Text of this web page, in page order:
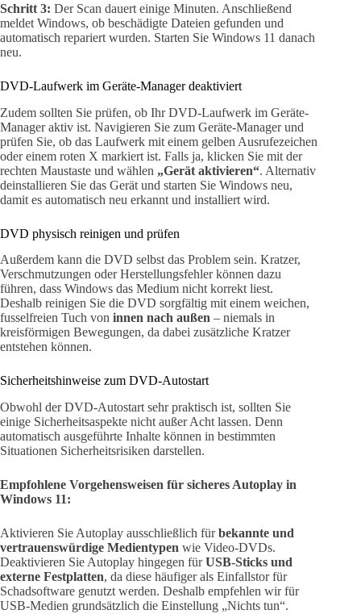
Schritt 3: Der Scan dauert einige Minuten. Anschließend
meldet Windows, ob beschädigte Dateien gefunden und
automatisch repariert wurden. Starten Sie Windows 11 danach
neu.
DVD-Laufwerk im Geräte-Manager deaktiviert
Zudem sollten Sie prüfen, ob Ihr DVD-Laufwerk im Geräte-
Manager aktiv ist. Navigieren Sie zum Geräte-Manager und
prüfen Sie, ob das Laufwerk mit einem gelben Ausrufezeichen
oder einem roten X markiert ist. Falls ja, klicken Sie mit der
rechten Maustaste und wählen „Gerät aktivieren“. Alternativ
deinstallieren Sie das Gerät und starten Sie Windows neu,
damit es automatisch neu erkannt und installiert wird.
DVD physisch reinigen und prüfen
Außerdem kann die DVD selbst das Problem sein. Kratzer,
Verschmutzungen oder Herstellungsfehler können dazu
führen, dass Windows das Medium nicht korrekt liest.
Deshalb reinigen Sie die DVD sorgfältig mit einem weichen,
fusselfreien Tuch von innen nach außen – niemals in
kreisförmigen Bewegungen, da dabei zusätzliche Kratzer
entstehen können.
Sicherheitshinweise zum DVD-Autostart
Obwohl der DVD-Autostart sehr praktisch ist, sollten Sie
einige Sicherheitsaspekte nicht außer Acht lassen. Denn
automatisch ausgeführte Inhalte können in bestimmten
Situationen Sicherheitsrisiken darstellen.
Empfohlene Vorgehensweisen für sicheres Autoplay in
Windows 11:
Aktivieren Sie Autoplay ausschließlich fürbekannte und
vertrauenswürdige Medientypen wie Video-DVDs.
Deaktivieren Sie Autoplay hingegen fürUSB-Sticks und
externe Festplatten, da diese häufiger als Einfallstor für
Schadsoftware genutzt werden. Deshalb empfehlen wir für
USB-Medien grundsätzlich die Einstellung „Nichts tun“.